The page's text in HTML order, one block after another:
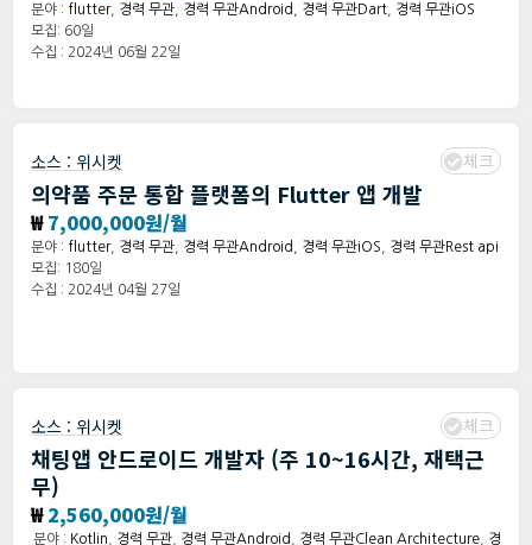
분야 : flutter, 경력 무관 경력 무관Android 경력 무관Dart
경력 무관iOS
모집: 60일
수집 : 2024년 06월 22일
소스 : 위시켓 체크
의약품 주문 통합 플랫폼의 Flutter 앱 개발
₩7,000,000원/월
분야 : flutter, 경력 무관 경력 무관Android 경력 무관iOS
경력 무관Rest api
모집: 180일
수집 : 2024년 04월 27일
소스 : 위시켓 체크
채팅앱 안드로이드 개발자 (주 10~16시간, 재택근
무)
₩2,560,000원/월
분야 : Kotlin 경력 무관 경력 무관Android 경력 무관Clean Architecture 경